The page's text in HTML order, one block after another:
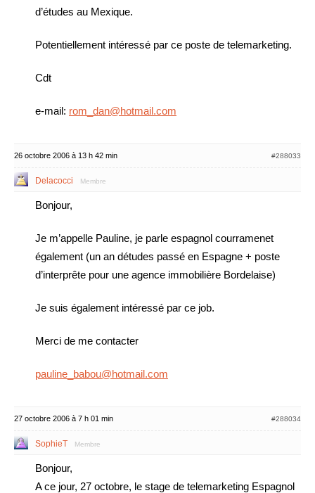
d’études au Mexique.
Potentiellement intéressé par ce poste de telemarketing.
Cdt
e-mail: rom_dan@hotmail.com
26 octobre 2006 à 13 h 42 min #288033
Delacocci Membre
Bonjour,
Je m’appelle Pauline, je parle espagnol courramenet
également (un an détudes passé en Espagne + poste
d’interprête pour une agence immobilière Bordelaise)
Je suis également intéressé par ce job.
Merci de me contacter
pauline_babou@hotmail.com
27 octobre 2006 à 7 h 01 min #288034
SophieT Membre
Bonjour,
A ce jour, 27 octobre, le stage de telemarketing Espagnol